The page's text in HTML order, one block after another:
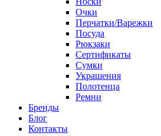
Очки
Перчатки/Варежки
Посуда
Рюкзаки
Сертификаты
Сумки
Украшения
Полотенца
Ремни
Бренды
Блог
Контакты